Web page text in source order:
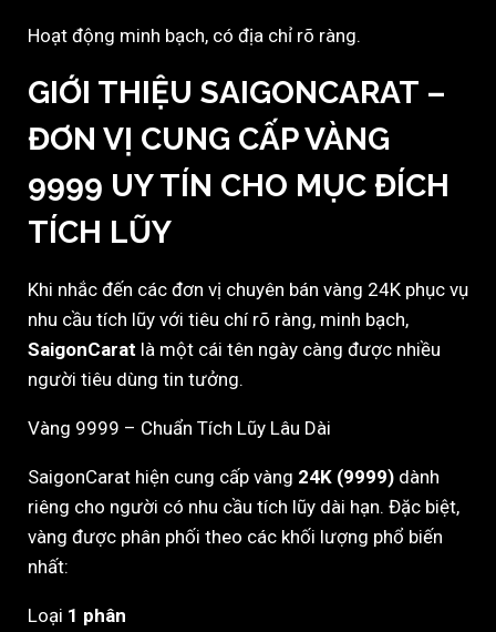
Hoạt động minh bạch, có địa chỉ rõ ràng.
GIỚI THIỆU SAIGONCARAT –
ĐƠN VỊ CUNG CẤP VÀNG
9999 UY TÍN CHO MỤC ĐÍCH
TÍCH LŨY
Khi nhắc đến các đơn vị chuyên bán vàng 24K phục vụ
nhu cầu tích lũy với tiêu chí rõ ràng, minh bạch,
SaigonCarat là một cái tên ngày càng được nhiều
người tiêu dùng tin tưởng.
Vàng 9999 – Chuẩn Tích Lũy Lâu Dài
SaigonCarat hiện cung cấp vàng 24K (9999) dành
riêng cho người có nhu cầu tích lũy dài hạn. Đặc biệt,
vàng được phân phối theo các khối lượng phổ biến
nhất:
Loại 1 phân